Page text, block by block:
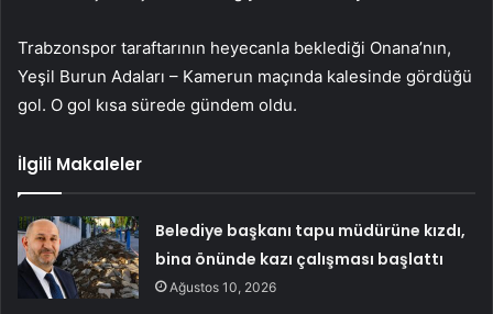
Trabzonspor taraftarının heyecanla beklediği Onana’nın,
Yeşil Burun Adaları – Kamerun maçında kalesinde gördüğü
gol. O gol kısa sürede gündem oldu.
İlgili Makaleler
Belediye başkanı tapu müdürüne kızdı,
bina önünde kazı çalışması başlattı
Ağustos 10, 2026